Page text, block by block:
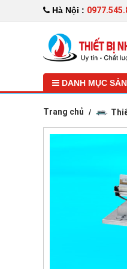
Hà Nội :
DANH MỤC
Trang chủ